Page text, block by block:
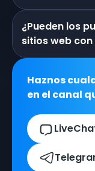
¿Pueden los
sitios web con
Haznos
en el canal